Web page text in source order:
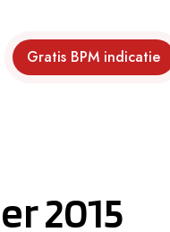
Gratis BPM indicatie
2015